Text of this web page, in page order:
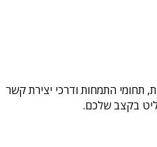
תחומי התמחות ודרכי יצירת קשר
בקצב שלכם.